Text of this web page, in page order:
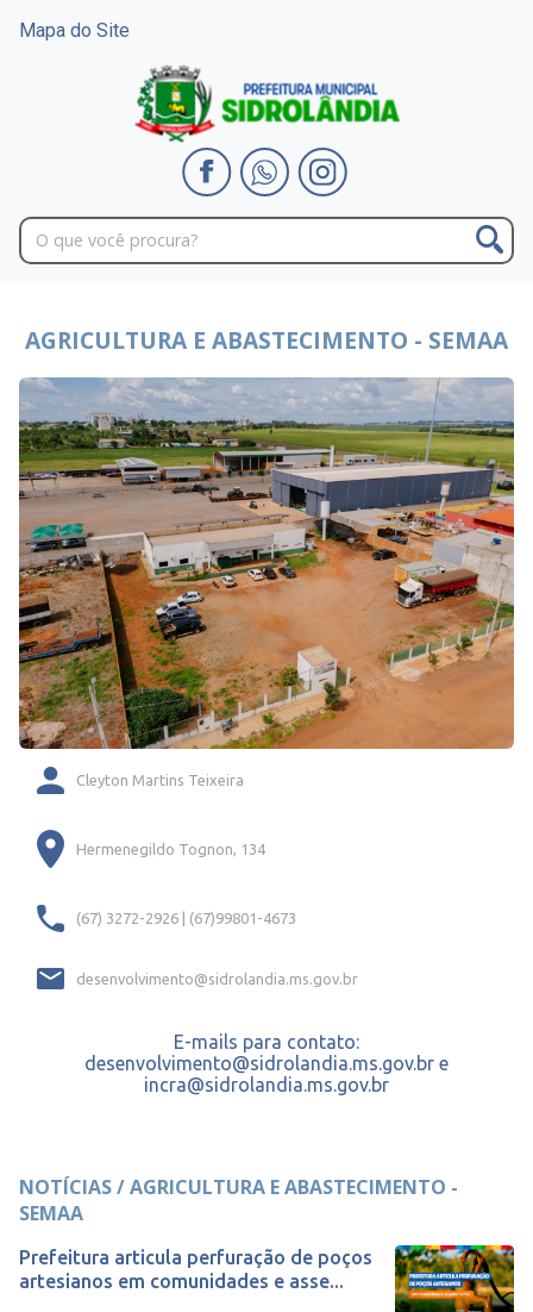
Mapa do Site
AGRICULTURA E ABASTECIMENTO - SEMAA
Cleyton Martins Teixeira
Hermenegildo Tognon, 134
(67) 3272-2926 | (67)99801-4673
desenvolvimento@sidrolandia.ms.gov.br
E-mails para contato:
desenvolvimento@sidrolandia.ms.gov.br e
incra@sidrolandia.ms.gov.br
NOTÍCIAS / AGRICULTURA E ABASTECIMENTO -
SEMAA
Prefeitura articula perfuração de poços
artesianos em comunidades e asse...